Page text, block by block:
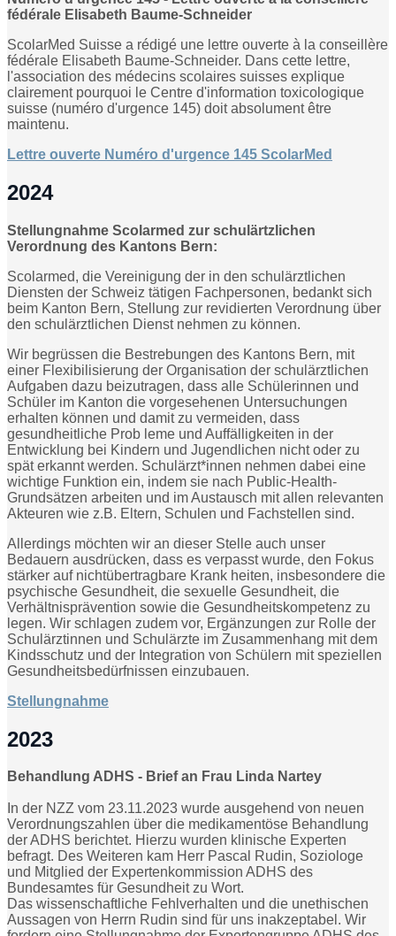
fédérale Elisabeth Baume-Schneider
ScolarMed Suisse a rédigé une lettre ouverte à la conseillère
fédérale Elisabeth Baume-Schneider. Dans cette lettre,
l'association des médecins scolaires suisses explique
clairement pourquoi le Centre d'information toxicologique
suisse (numéro d'urgence 145) doit absolument être
maintenu.
Lettre ouverte Numéro d'urgence 145 ScolarMed
2024
Stellungnahme Scolarmed zur schulärtzlichen
Verordnung des Kantons Bern:
Scolarmed, die Vereinigung der in den schulärztlichen
Diensten der Schweiz tätigen Fachpersonen, bedankt sich
beim Kanton Bern, Stellung zur revidierten Verordnung über
den schulärztlichen Dienst nehmen zu können.
Wir begrüssen die Bestrebungen des Kantons Bern, mit
einer Flexibilisierung der Organisation der schulärztlichen
Aufgaben dazu beizutragen, dass alle Schülerinnen und
Schüler im Kanton die vorgesehenen Untersuchungen
erhalten können und damit zu vermeiden, dass
gesundheitliche Prob leme und Auffälligkeiten in der
Entwicklung bei Kindern und Jugendlichen nicht oder zu
spät erkannt werden. Schulärzt*innen nehmen dabei eine
wichtige Funktion ein, indem sie nach Public-Health-
Grundsätzen arbeiten und im Austausch mit allen relevanten
Akteuren wie z.B. Eltern, Schulen und Fachstellen sind.
Allerdings möchten wir an dieser Stelle auch unser
Bedauern ausdrücken, dass es verpasst wurde, den Fokus
stärker auf nichtübertragbare Krank heiten, insbesondere die
psychische Gesundheit, die sexuelle Gesundheit, die
Verhältnisprävention sowie die Gesundheitskompetenz zu
legen. Wir schlagen zudem vor, Ergänzungen zur Rolle der
Schulärztinnen und Schulärzte im Zusammenhang mit dem
Kindsschutz und der Integration von Schülern mit speziellen
Gesundheitsbedürfnissen einzubauen.
Stellungnahme
2023
Behandlung ADHS - Brief an Frau Linda Nartey
In der NZZ vom 23.11.2023 wurde ausgehend von neuen
Verordnungszahlen über die medikamentöse Behandlung
der ADHS berichtet. Hierzu wurden klinische Experten
befragt. Des Weiteren kam Herr Pascal Rudin, Soziologe
und Mitglied der Expertenkommission ADHS des
Bundesamtes für Gesundheit zu Wort.
Das wissenschaftliche Fehlverhalten und die unethischen
Aussagen von Herrn Rudin sind für uns inakzeptabel. Wir